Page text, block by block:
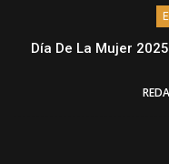
Día De La Mujer